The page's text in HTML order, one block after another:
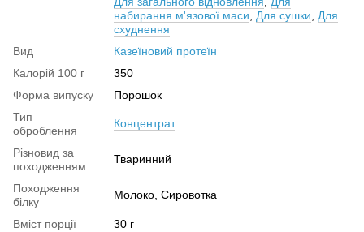
набирання м'язової маси
Для сушки
Для
схуднення
Вид
Казеїновий протеїн
Калорій 100 г
350
Форма випуску
Порошок
Тип
оброблення
Концентрат
Різновид за
походженням
Тваринний
Походження
білку
Молоко, Сировотка
Вміст порції
30 г